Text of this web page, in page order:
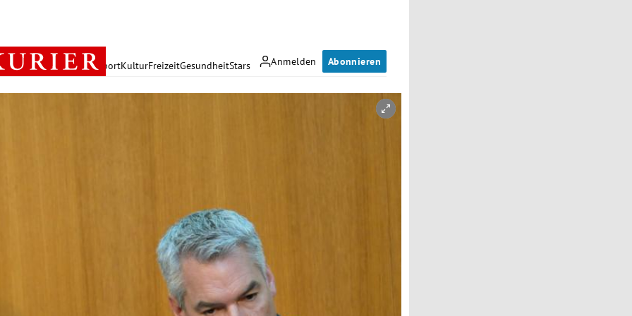
Anmelden Abonnieren
PolitikWirtschaft SportKulturFreizeitGesundheitStars